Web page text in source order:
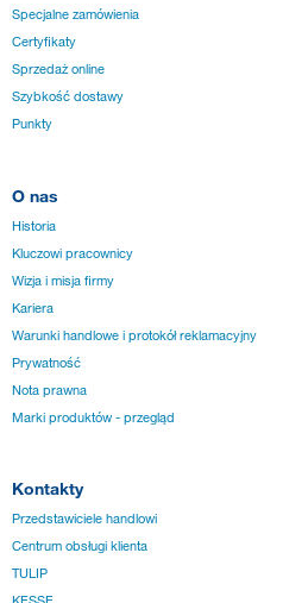
Specjalne zamówienia
Certyfikaty
Sprzedaż online
Szybkość dostawy
Punkty
O nas
Historia
Kluczowi pracownicy
Wizja i misja firmy
Kariera
Warunki handlowe i protokół reklamacyjny
Prywatność
Nota prawna
Marki produktów - przegląd
Kontakty
Przedstawiciele handlowi
Centrum obsługi klienta
TULIP